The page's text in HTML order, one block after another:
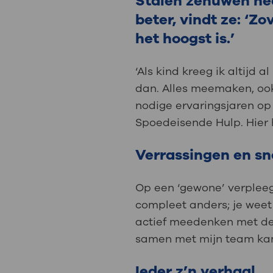
Uw
Uw
Contact
steeds verder uit, zodat u zelf
we u sneller helpen.beter, vindt ze:
het hoogst is.’
‘Als kind kreeg ik altijd
dan. Alles meemaken,
nodige ervaringsjaren
Spoedeisende Hulp. Hier
Verrassingen en
Op een ‘gewone’
compleet anders; je
actief meedenken met
samen met mijn team